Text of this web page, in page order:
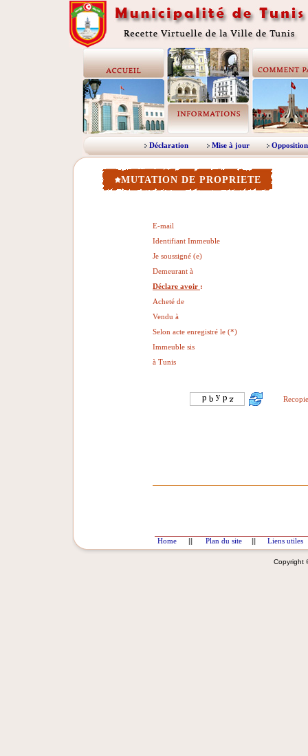
Déclaration Mise à jour Opposition
MUTATION DE PROPRIETE
E-mail
Identifiant Immeuble
Je soussigné (e)
Demeurant à
Déclare avoir :
Acheté de
Vendu à
Selon acte enregistré le (*)
Immeuble sis
à Tunis
Home || Plan du site || Liens utiles
Copyright